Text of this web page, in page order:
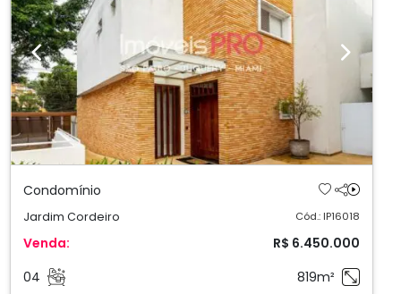
Previous Next
Condomínio
Jardim Cordeiro Cód.: IP16018
Venda:
R$ 6.450.000
04
819m²